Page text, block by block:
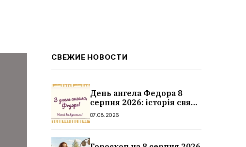
СВЕЖИЕ НОВОСТИ
День ангела Федора 8
серпня 2026: історія свята,
значення імені,
прозі
07.08.2026